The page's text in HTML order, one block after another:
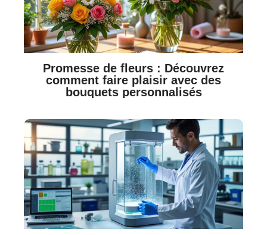
Promesse de fleurs : Découvrez
comment faire plaisir avec des
bouquets personnalisés